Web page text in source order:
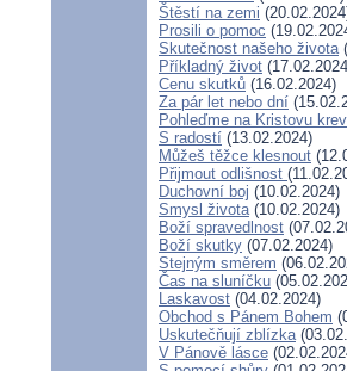
Štěstí na zemi
Prosili o pomoc
Skutečnost našeho života
Příkladný život
Cenu skutků (16.02.2024)
Za pár let nebo dní
Pohleďme na Kristovu krev
S radostí (13.02.2024)
Můžeš těžce klesnout
Přijmout odlišnost
Duchovní boj (10.02.2024)
Smysl života(10.02.2024)
Boží spravedlnost
Boží skutky (07.02.2024)
Stejným směrem
Čas na sluníčku
Laskavost (04.02.2024)
Obchod s Pánem Bohem
Uskutečňují zblízka
V Pánově lásce